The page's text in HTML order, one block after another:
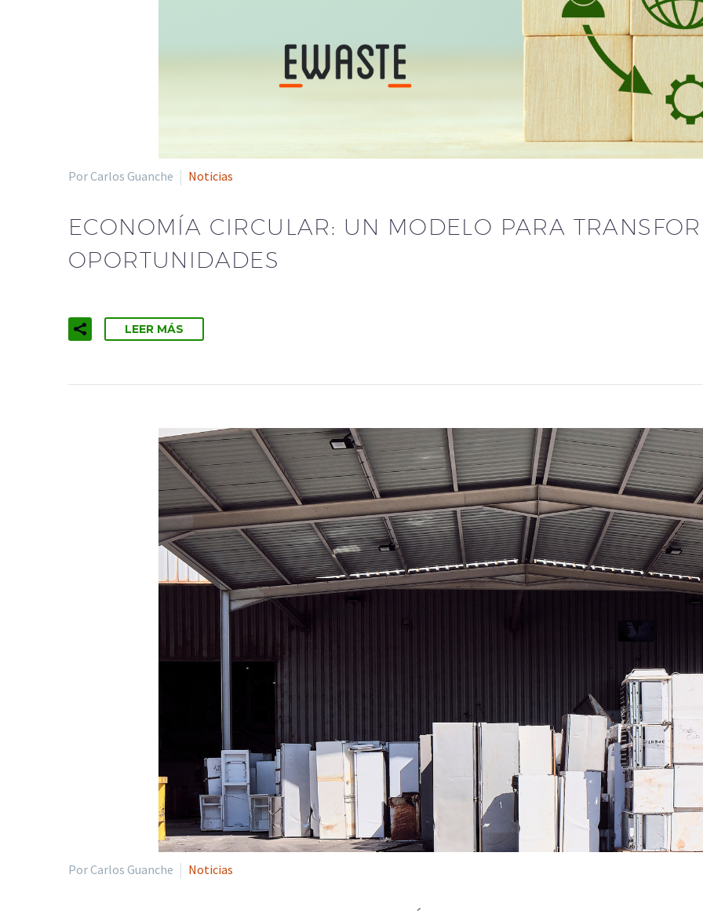
Por Carlos Guanche Noticias
ECONOMÍA CIRCULAR: UN MODELO PARA
OPORTUNIDADES
LEER MÁS
Por Carlos Guanche Noticias